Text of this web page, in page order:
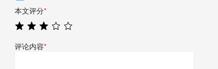
本文评分*
评论内容*